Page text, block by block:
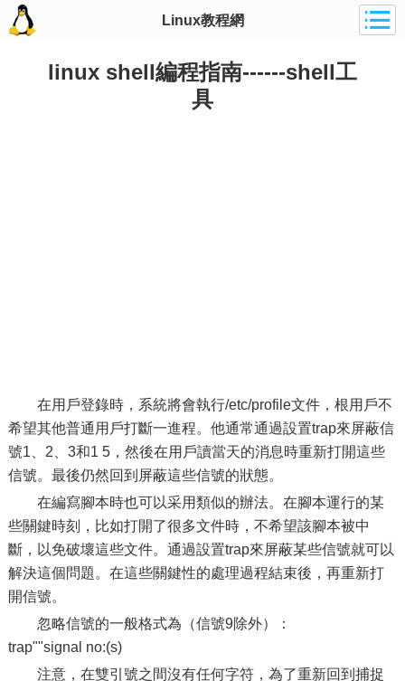
Linux教程網
linux shell編程指南------shell工
具
在用戶登錄時，系統將會執行/etc/profile文件，根用戶不
希望其他普通用戶打斷一進程。他通常通過設置trap來屏蔽信
號1、2、3和1 5，然後在用戶讀當天的消息時重新打開這些
信號。最後仍然回到屏蔽這些信號的狀態。
在編寫腳本時也可以采用類似的辦法。在腳本運行的某
些關鍵時刻，比如打開了很多文件時，不希望該腳本被中
斷，以免破壞這些文件。通過設置trap來屏蔽某些信號就可以
解決這個問題。在這些關鍵性的處理過程結束後，再重新打
開信號。
忽略信號的一般格式為（信號9除外）：
trap""signal no:(s)
注意，在雙引號之間沒有任何字符，為了重新回到捕捉